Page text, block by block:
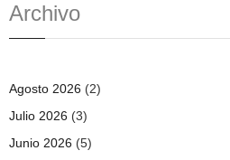
Archivo
Agosto 2026 (2)
Julio 2026 (3)
Junio 2026 (5)